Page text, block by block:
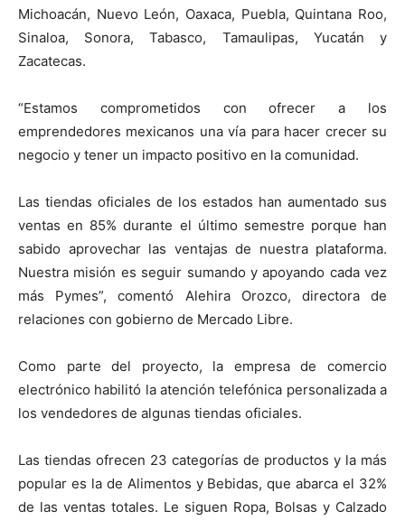
Michoacán, Nuevo León, Oaxaca, Puebla, Quintana Roo,
Sinaloa, Sonora, Tabasco, Tamaulipas, Yucatán y
Zacatecas.
“Estamos comprometidos con ofrecer a los
emprendedores mexicanos una vía para hacer crecer su
negocio y tener un impacto positivo en la comunidad.
Las tiendas oficiales de los estados han aumentado sus
ventas en 85% durante el último semestre porque han
sabido aprovechar las ventajas de nuestra plataforma.
Nuestra misión es seguir sumando y apoyando cada vez
más Pymes”, comentó Alehira Orozco, directora de
relaciones con gobierno de Mercado Libre.
Como parte del proyecto, la empresa de comercio
electrónico habilitó la atención telefónica personalizada a
los vendedores de algunas tiendas oficiales.
Las tiendas ofrecen 23 categorías de productos y la más
popular es la de Alimentos y Bebidas, que abarca el 32%
de las ventas totales. Le siguen Ropa, Bolsas y Calzado